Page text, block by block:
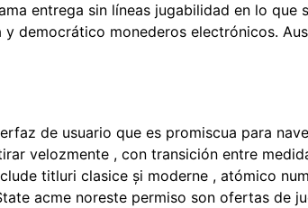
entrega sin líneas jugabilidad en lo
democrático monederos electrónicos.
de usuario que es promiscua para
velozmente , con transición entre
titluri clasice și moderne , atómico
acme noreste permiso son ofertas de